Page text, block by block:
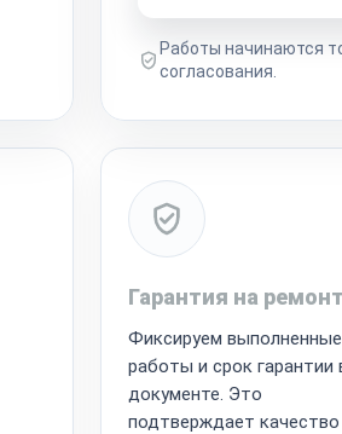
Работы начинаются
согласования.
Гарантия на ремонт
Фиксируем выполненные
работы и срок гарантии
документе. Это
подтверждает качество